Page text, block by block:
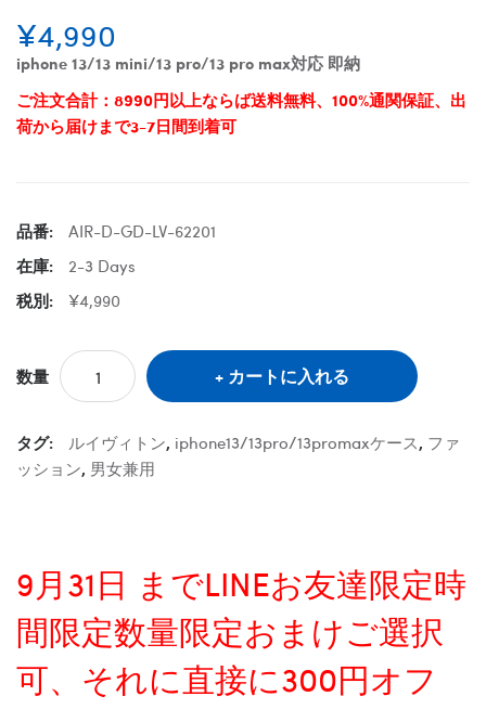
¥4,990
iphone 13/13 mini/13 pro/13 pro max対応 即納
ご注文合計：8990円以上ならば送料無料、100%通関保証、出
荷から届けまで3-7日間到着可
品番:
AIR-D-GD-LV-62201
在庫:
2-3 Days
税別:
¥4,990
数量 カートに入れる
タグ: ルイヴィトン, iphone13/13pro/13promaxケース, ファ
ッション, 男女兼用
9月31日 までLINEお友達限定時
間限定数量限定おまけご選択
可、それに直接に300円オフ